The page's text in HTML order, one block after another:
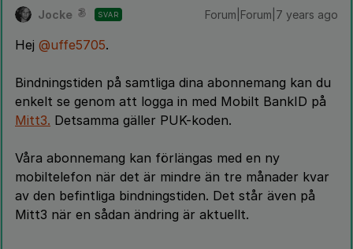
Jocke SVAR Forum|Forum|7 years ago
Hej @uffe5705.
Bindningstiden på samtliga dina abonnemang kan du
enkelt se genom att logga in med Mobilt BankID på
Mitt3. Detsamma gäller PUK-koden.
Våra abonnemang kan förlängas med en ny
mobiltelefon när det är mindre än tre månader kvar
av den befintliga bindningstiden. Det står även på
Mitt3 när en sådan ändring är aktuellt.